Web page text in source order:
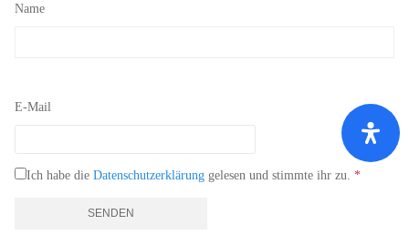
Name
E-Mail
Ich habe die Datenschutzerklärung gelesen und stimmte ihr zu. *